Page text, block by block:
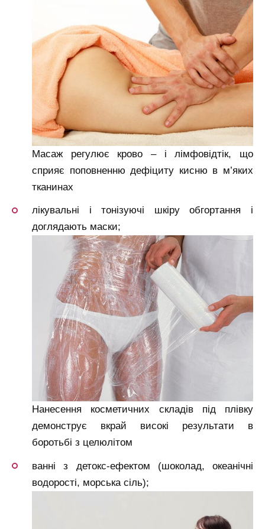
Масаж регулює крово – і лімфовідтік, що
сприяє поповненню дефіциту кисню в м’яких
тканинах
лікувальні і тонізуючі шкіру обгортання і
доглядають маски;
Нанесення косметичних складів під плівку
демонструє вкрай високі результати в
боротьбі з целюлітом
ванні з детокс-ефектом (шоколад, океанічні
водорості, морська сіль);